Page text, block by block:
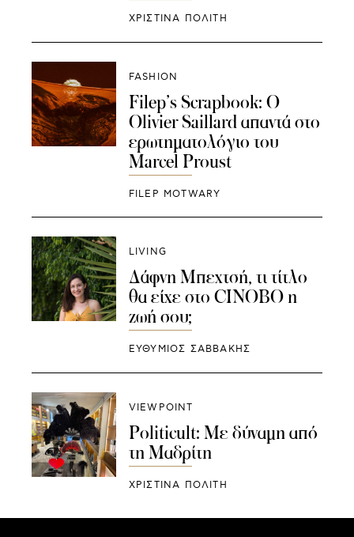
ΧΡΙΣΤΙΝΑ ΠΟΛΙΤΗ
FASHION
Filep’s Scrapbook: Ο
Olivier Saillard απαντά στο
ερωτηματολόγιο του
Marcel Proust
FILEP MOTWARY
LIVING
Δάφνη Μπεχτσή, τι τίτλο
θα είχε στο CINOBO η
ζωή σου;
ΕΥΘΥΜΙΟΣ ΣΑΒΒΑΚΗΣ
VIEWPOINT
Politicult: Με δύναμη από
τη Μαδρίτη
ΧΡΙΣΤΙΝΑ ΠΟΛΙΤΗ